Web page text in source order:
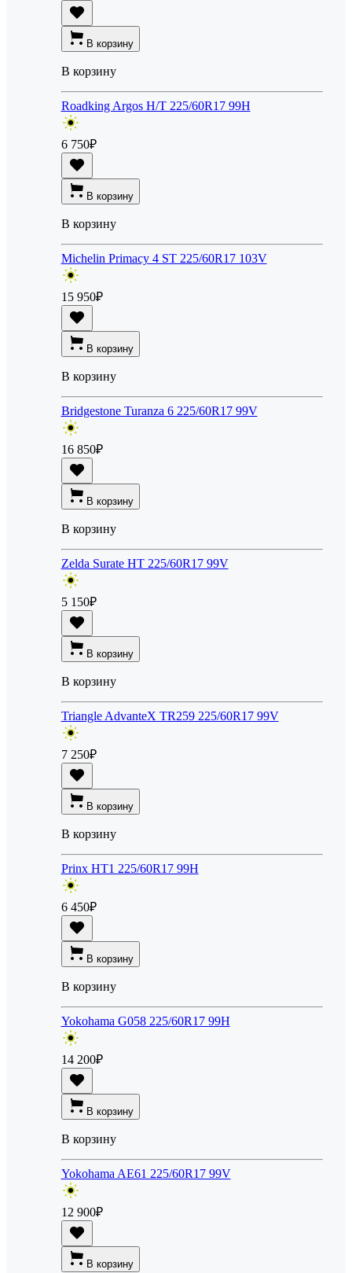
В корзину
В корзину
Roadking Argos H/T 225/60R17 99H
6 750₽
В корзину
В корзину
Michelin Primacy 4 ST 225/60R17 103V
15 950₽
В корзину
В корзину
Bridgestone Turanza 6 225/60R17 99V
16 850₽
В корзину
В корзину
Zelda Surate HT 225/60R17 99V
5 150₽
В корзину
В корзину
Triangle AdvanteX TR259 225/60R17 99V
7 250₽
В корзину
В корзину
Prinx HT1 225/60R17 99H
6 450₽
В корзину
В корзину
Yokohama G058 225/60R17 99H
14 200₽
В корзину
В корзину
Yokohama AE61 225/60R17 99V
12 900₽
В корзину